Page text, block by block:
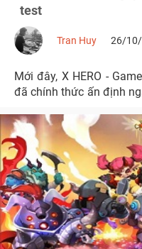
test
Tran Huy 26/10/
Mới đây, X HERO -
đã chính thức ấn định